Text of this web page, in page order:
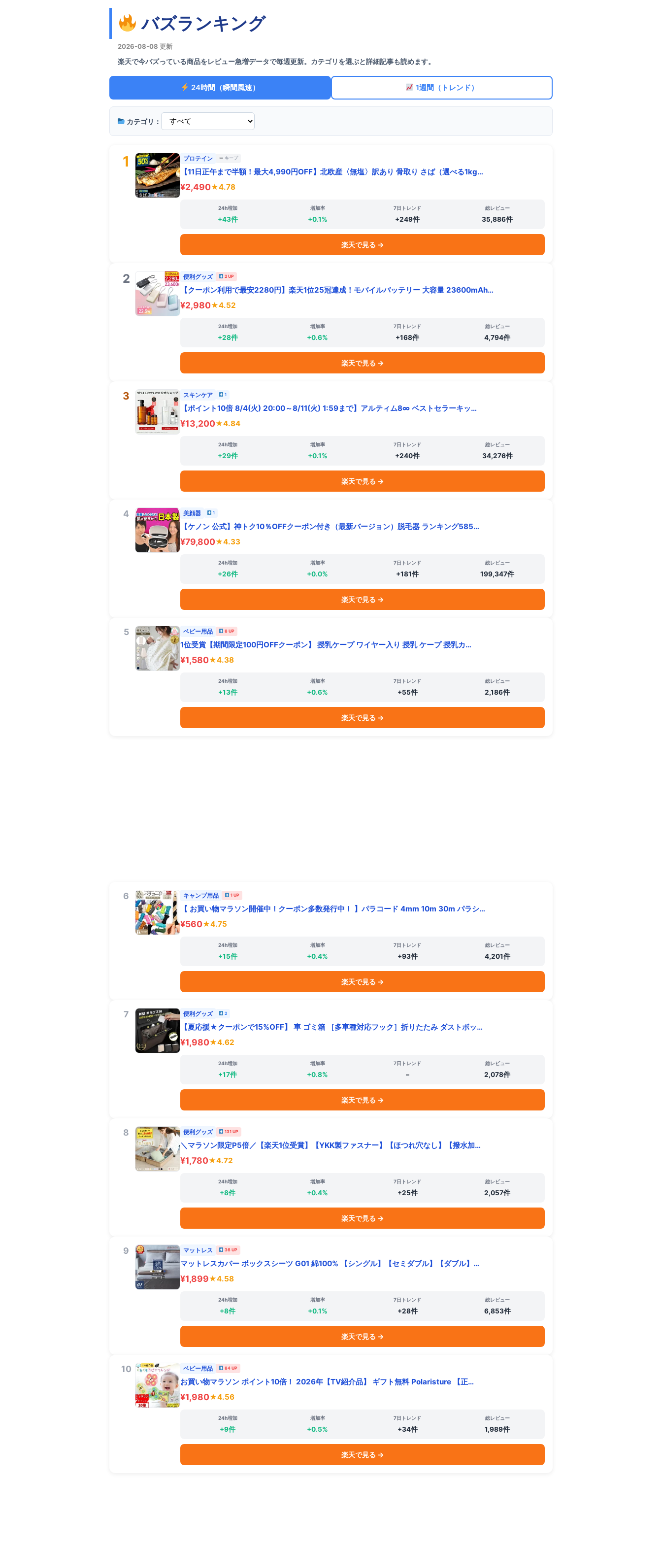
バズランキング
2026-08-08 更新
楽天で今バズっている商品をレビュー急増データで毎週更新。カテゴリを選ぶと詳細記事も読めます。
24時間（瞬間風速） 1週間（トレンド）
カテゴリ：
1 プロテイン キープ
【11日正午まで半額！最大4,990円OFF】北欧産〈無塩〉訳あり 骨取り さば（選べる1kg…
¥2,490★4.78
24h増加
+43件
増加率
+0.1%
7日トレンド
+249件
総レビュー
35,886件
楽天で見る →
2 便利グッズ 2 UP
【クーポン利用で最安2280円】楽天1位25冠達成！モバイルバッテリー 大容量 23600mAh…
¥2,980★4.52
24h増加
+28件
増加率
+0.6%
7日トレンド
+168件
総レビュー
4,794件
楽天で見る →
3 スキンケア 1
【ポイント10倍 8/4(火) 20:00～8/11(火) 1:59まで】アルティム8∞ ベストセラーキッ…
¥13,200★4.84
24h増加
+29件
増加率
+0.1%
7日トレンド
+240件
総レビュー
34,276件
楽天で見る →
4 美顔器 1
【ケノン 公式】神トク10％OFFクーポン付き（最新バージョン）脱毛器 ランキング585…
¥79,800★4.33
24h増加
+26件
増加率
+0.0%
7日トレンド
+181件
総レビュー
199,347件
楽天で見る →
5 ベビー用品 8 UP
1位受賞【期間限定100円OFFクーポン】 授乳ケープ ワイヤー入り 授乳 ケープ 授乳カ…
¥1,580★4.38
24h増加
+13件
増加率
+0.6%
7日トレンド
+55件
総レビュー
2,186件
楽天で見る →
6 キャンプ用品 1 UP
【 お買い物マラソン開催中！クーポン多数発行中！ 】パラコード 4mm 10m 30m パラシ…
¥560★4.75
24h増加
+15件
増加率
+0.4%
7日トレンド
+93件
総レビュー
4,201件
楽天で見る →
7 便利グッズ 2
【夏応援★クーポンで15%OFF】 車 ゴミ箱 ［多車種対応フック］折りたたみ ダストボッ…
¥1,980★4.62
24h増加
+17件
増加率
+0.8%
7日トレンド
–
総レビュー
2,078件
楽天で見る →
8 便利グッズ 131 UP
＼マラソン限定P5倍／【楽天1位受賞】【YKK製ファスナー】【ほつれ穴なし】【撥水加…
¥1,780★4.72
24h増加
+8件
増加率
+0.4%
7日トレンド
+25件
総レビュー
2,057件
楽天で見る →
9 マットレス 36 UP
マットレスカバー ボックスシーツ G01 綿100% 【シングル】【セミダブル】【ダブル】…
¥1,899★4.58
24h増加
+8件
増加率
+0.1%
7日トレンド
+28件
総レビュー
6,853件
楽天で見る →
10 ベビー用品 84 UP
お買い物マラソン ポイント10倍！ 2026年【TV紹介品】 ギフト無料 Polaristure 【正…
¥1,980★4.56
24h増加
+9件
増加率
+0.5%
7日トレンド
+34件
総レビュー
1,989件
楽天で見る →